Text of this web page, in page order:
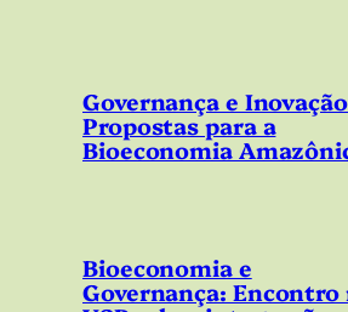
Governança e
Propostas para a
Bioeconomia
Bioeconomia e
Governança: Encontro